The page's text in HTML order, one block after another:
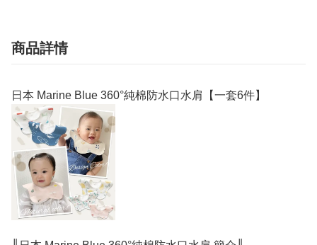
商品詳情
日本 Marine Blue 360°純棉防水口水肩【一套6件】